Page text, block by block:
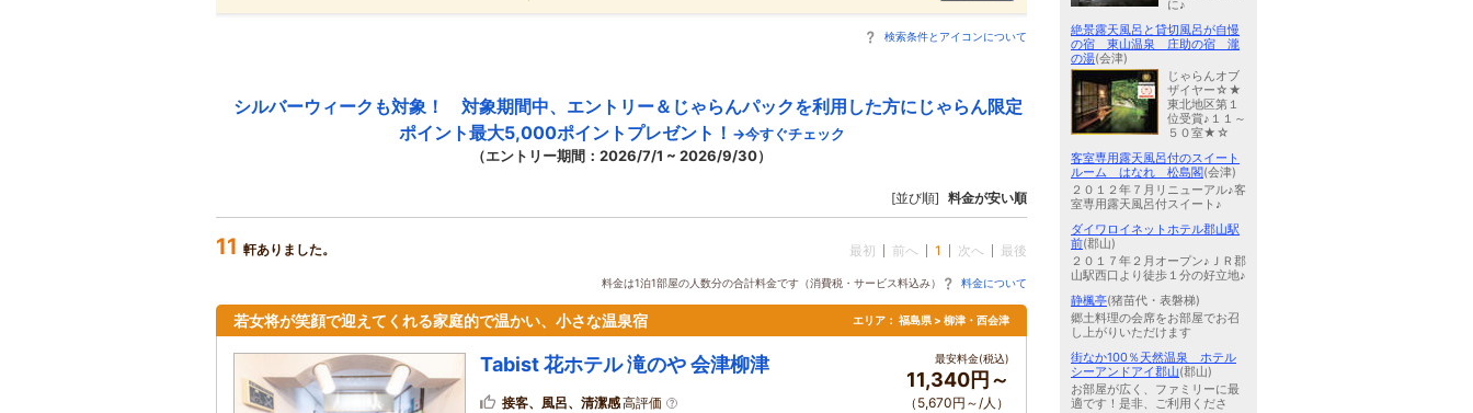
検索条件とアイコンについて
シルバーウィークも対象！ 対象期間中、エントリー＆じゃらんパックを利用した方にじゃらん限定
ポイント最大5,000ポイントプレゼント！ →今すぐチェック
（エントリー期間：2026/7/1 ~ 2026/9/30）
[並び順] 料金が安い順
11 軒ありました。 最初 前へ 1 次へ 最後
料金は1泊1部屋の人数分の合計料金です（消費税・サービス料込み） 料金について
若女将が笑顔で迎えてくれる家庭的で温かい、小さな温泉宿 エリア： 福島県 > 柳津・西会津
Tabist 花ホテル 滝のや 会津柳津
接客、風呂、清潔感高評価
最安料金(税込)
11,340円～
（5,670円～/人）
に♪
絶景露天風呂と貸切風呂が自慢
の宿 東山温泉 庄助の宿 瀧
の湯(会津)
じゃらんオブ
ザイヤー☆★
東北地区第１
位受賞♪１１～
５０室★☆
客室専用露天風呂付のスイート
ルーム はなれ 松島閣(会津)
２０１２年７月リニューアル♪客
室専用露天風呂付スイート♪
ダイワロイネットホテル郡山駅
前(郡山)
２０１７年２月オープン♪ＪＲ郡
山駅西口より徒歩１分の好立地♪
静楓亭(猪苗代・表磐梯)
郷土料理の会席をお部屋でお召
し上がりいただけます
街なか100％天然温泉 ホテル
シーアンドアイ郡山(郡山)
お部屋が広く、ファミリーに最
適です！是非、ご利用くださ